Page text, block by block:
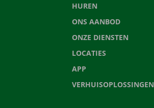
HUREN
ONS AANBOD
ONZE DIENSTEN
LOCATIES
APP
VERHUISOPLOSSINGEN